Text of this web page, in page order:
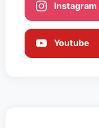
Instagram
Youtube